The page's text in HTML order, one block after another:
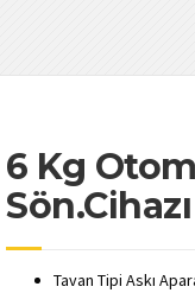
6 Kg
Sön.Cihazı
Tavan Tipi Askı